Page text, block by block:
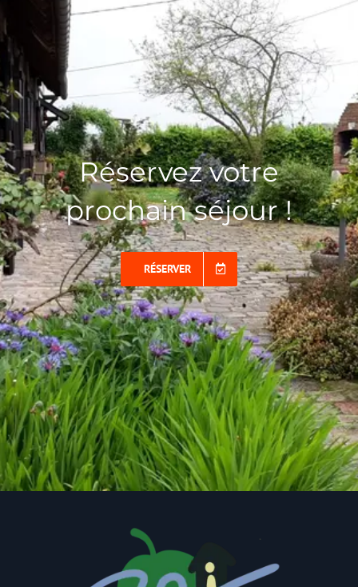
Réservez votre
prochain séjour !
RÉSERVER